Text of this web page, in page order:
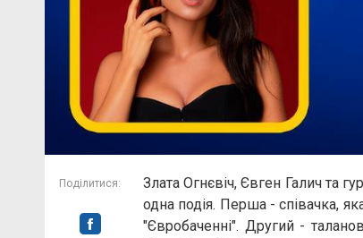
Поділитися:
Злата Огнєвіч, Євген Галич та
одна подія. Перша - співачка,
"Євробаченні". Другий -